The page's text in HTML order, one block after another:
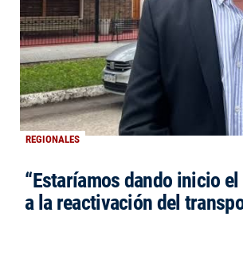
REGIONALES
“Estaríamos dando inicio
a la reactivación del